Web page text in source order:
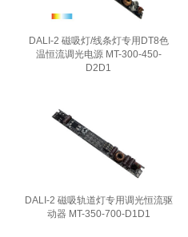
DALI-2 磁吸灯/线条灯专用DT8色
温恒流调光电源 MT-300-450-
D2D1
DALI-2 磁吸轨道灯专用调光恒流驱
动器 MT-350-700-D1D1